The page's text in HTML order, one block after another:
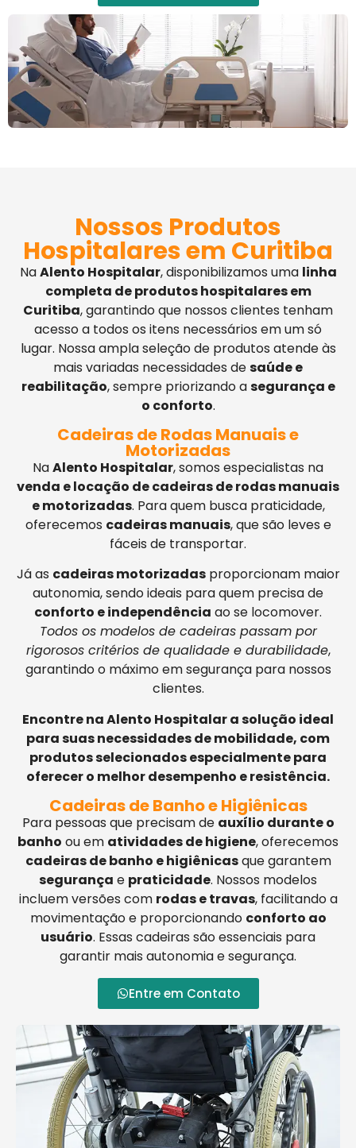
Nossos Produtos
Hospitalares em Curitiba
NaAlento Hospitalar, disponibilizamos uma linha
completa de produtos hospitalares em
Curitiba, garantindo que nossos clientes tenham
acesso a todos os itens necessários em um só
lugar. Nossa ampla seleção de produtos atende às
mais variadas necessidades desaúde e
reabilitação, sempre priorizando asegurança e
o conforto.
Cadeiras de Rodas Manuais e
Motorizadas
NaAlento Hospitalar, somos especialistas na
venda e locação de cadeiras de rodas manuais
e motorizadas. Para quem busca praticidade,
oferecemos cadeiras manuais, que são leves e
fáceis de transportar.
Já as cadeiras motorizadasproporcionam maior
autonomia, sendo ideais para quem precisa de
conforto e independência ao se locomover.
Todos os modelos de cadeiras passam por
rigorosos critérios de qualidade e durabilidade,
garantindo o máximo em segurança para nossos
clientes.
Encontre na Alento Hospitalar a solução ideal
para suas necessidades de mobilidade, com
produtos selecionados especialmente para
oferecer o melhor desempenho e resistência.
Cadeiras de Banho e Higiênicas
Para pessoas que precisam de auxílio durante o
banho ou em atividades de higiene, oferecemos
cadeiras de banho e higiênicasque garantem
segurança e praticidade. Nossos modelos
incluem versões com rodas e travas, facilitando a
movimentação e proporcionando conforto ao
usuário. Essas cadeiras são essenciais para
garantir mais autonomia e segurança.
Entre em Contato